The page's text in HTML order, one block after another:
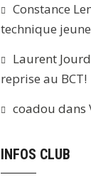
Constance
technique
Laurent
reprise au BCT!
coadou dans
INFOS CLUB